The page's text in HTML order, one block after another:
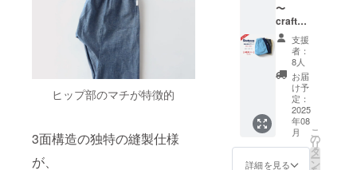
ヒップ部のマチが特徴的
3面構造の独特の縫製仕様
が、
の場
合、活
動報告
にて速
やかに
お届け
時期の
ご報告
をさせ
ていた
だきま
明点は
旨、ご
了承く
ださ
い。 ※
ご注文
状況、
仕様部
材の供
給状
況、製
造工程
上の都
合によ
¥6,600
のとこ
ろ ※ア
イテム
詳細は
プロ
ジェク
ト本文
に記載
してお
りま
す。 ※
デザイ
〜
craftsm
an
style〜
【職人
仕様の
ステテ
コ】
ビーチ
ステテ
コ [ 4色
セット
]=4pcs
支援
者：
8人
お届
け予
定：
2025
年08
月
詳細を見る
こ
の
リ
タ
ー
ン